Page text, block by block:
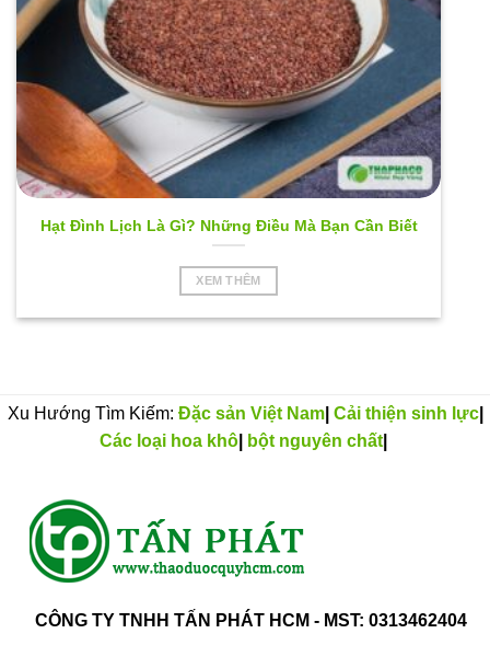
Hạt Đình Lịch Là Gì? Những Điều Mà Bạn Cần Biết
XEM THÊM
Xu Hướng Tìm Kiếm: Đặc sản Việt Nam| Cải thiện sinh lực|
Các loại hoa khô| bột nguyên chất|
CÔNG TY TNHH TẤN PHÁT HCM - MST: 0313462404